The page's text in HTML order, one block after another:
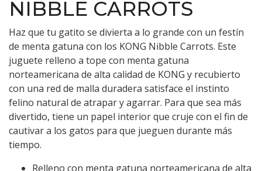
NIBBLE CARROTS
Haz que tu gatito se divierta a lo grande con un festín
de menta gatuna con los KONG Nibble Carrots. Este
juguete relleno a tope con menta gatuna
norteamericana de alta calidad de KONG y recubierto
con una red de malla duradera satisface el instinto
felino natural de atrapar y agarrar. Para que sea más
divertido, tiene un papel interior que cruje con el fin de
cautivar a los gatos para que jueguen durante más
tiempo.
Relleno con menta gatuna norteamericana de alta